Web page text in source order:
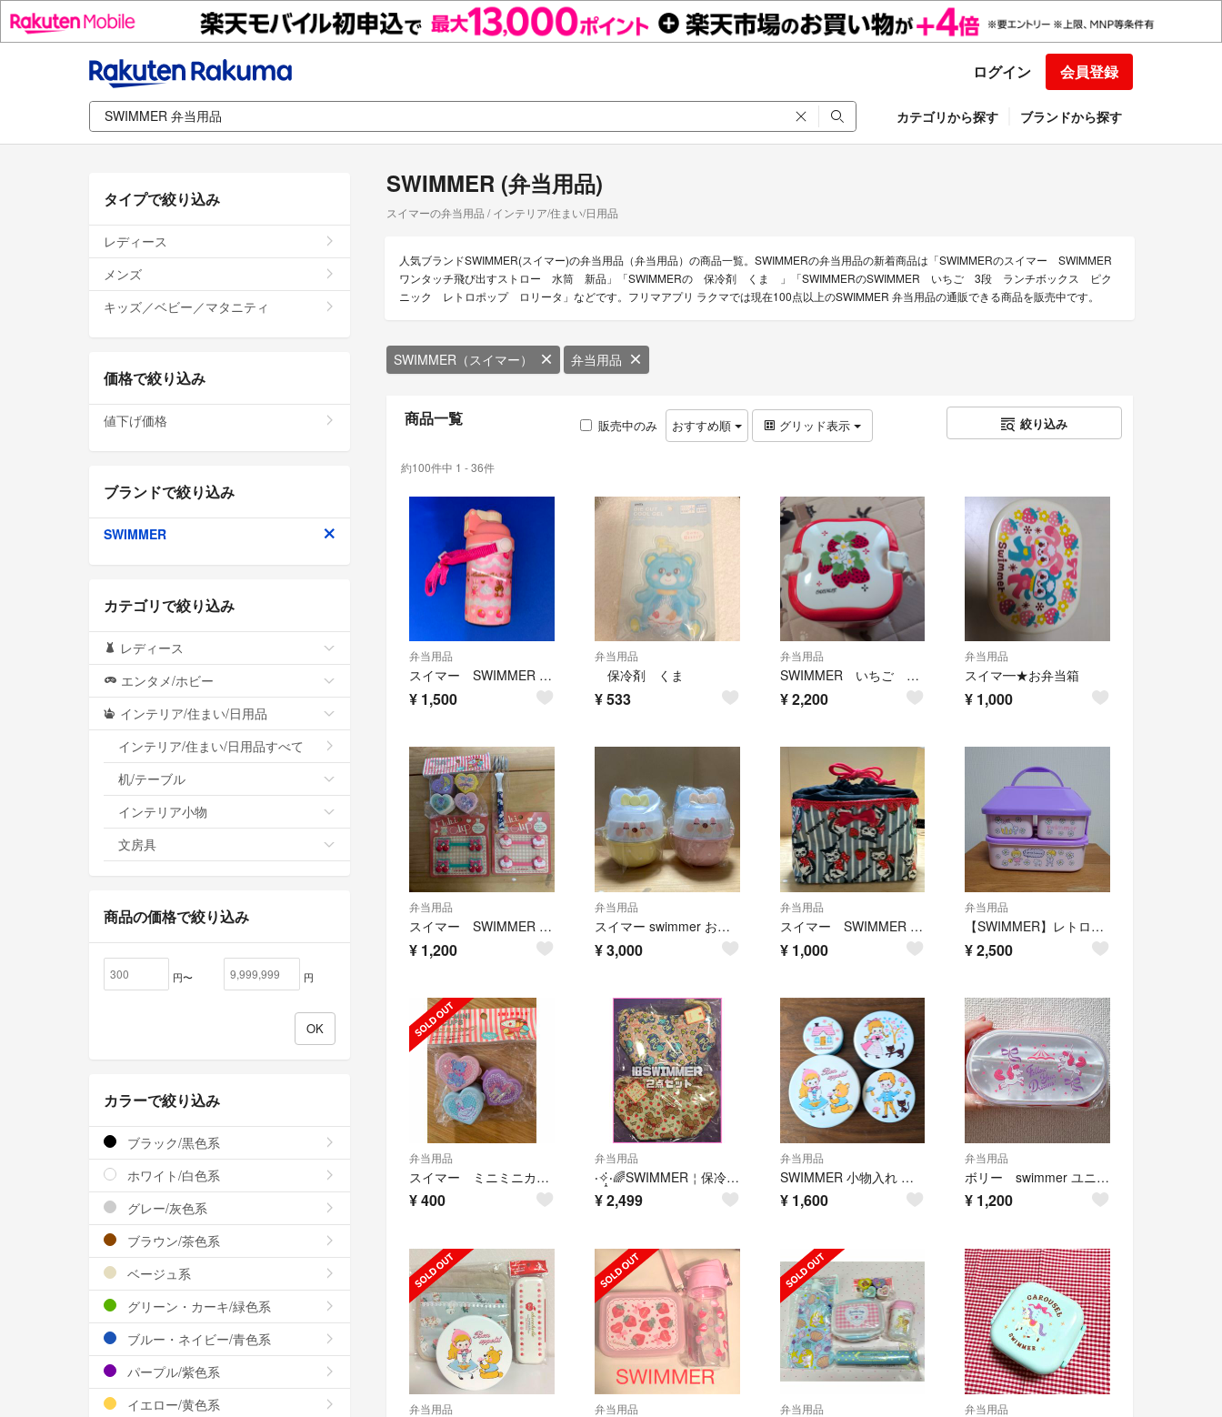
ログイン 会員登録
カテゴリから探す ブランドから探す
SWIMMER (弁当用品)
スイマーの弁当用品 / インテリア/住まい/日用品
人気ブランドSWIMMER(スイマー)の弁当用品（弁当用品）の商品一覧。SWIMMERの弁当用品の新着商品は「SWIMMERのスイマー SWIMMER
ワンタッチ飛び出すストロー 水筒 新品」「SWIMMERの 保冷剤 くま 」「SWIMMERのSWIMMER いちご 3段 ランチボックス ピク
ニック レトロポップ ロリータ」などです。フリマアプリ ラクマでは現在100点以上のSWIMMER 弁当用品の通販できる商品を販売中です。
SWIMMER（スイマー） 弁当用品
商品一覧 販売中のみ おすすめ順 グリッド表示 絞り込み
約100件中 1 - 36件
弁当用品
スイマー SWIMMER ワンタッチ飛び出すストロー 水筒 新品
¥ 1,500
弁当用品
保冷剤 くま
¥533
弁当用品
SWIMMER いちご 3段 ランチボックス ピクニック レトロポップ ロリータ
¥2,200
弁当用品
スイマ━★お弁当箱
¥ 1,000
弁当用品
スイマー SWIMMER お弁当
¥ 1,200
弁当用品
スイマー swimmer お弁当ランチセットうさぎ 2個セット
¥3,000
弁当用品
スイマー SWIMMER お弁当袋
¥ 1,000
弁当用品
【SWIMMER】レトロ柄 2段お弁当箱
¥2,500
弁当用品
スイマー ミニミニカップ
¥400
弁当用品
‧✧̣̥̇‧🌈SWIMMER￤保冷ランチバッグ🌈‧✧̣̥̇‧
¥2,499
弁当用品
SWIMMER 小物入れ ケース 4個セット
¥ 1,600
弁当用品
ボリー swimmer ユニコーン 2段ランチボックス 新品未開封
¥ 1,200
弁当用品 弁当用品 弁当用品 弁当用品
タイプで絞り込み
レディース
メンズ
キッズ／ベビー／マタニティ
価格で絞り込み
値下げ価格
ブランドで絞り込み
SWIMMER
カテゴリで絞り込み
レディース
エンタメ/ホビー
インテリア/住まい/日用品
インテリア/住まい/日用品すべて
机/テーブル
インテリア小物
文房具
商品の価格で絞り込み
円〜 円
カラーで絞り込み
ブラック/黒色系
ホワイト/白色系
グレー/灰色系
ブラウン/茶色系
ベージュ系
グリーン・カーキ/緑色系
ブルー・ネイビー/青色系
パープル/紫色系
イエロー/黄色系